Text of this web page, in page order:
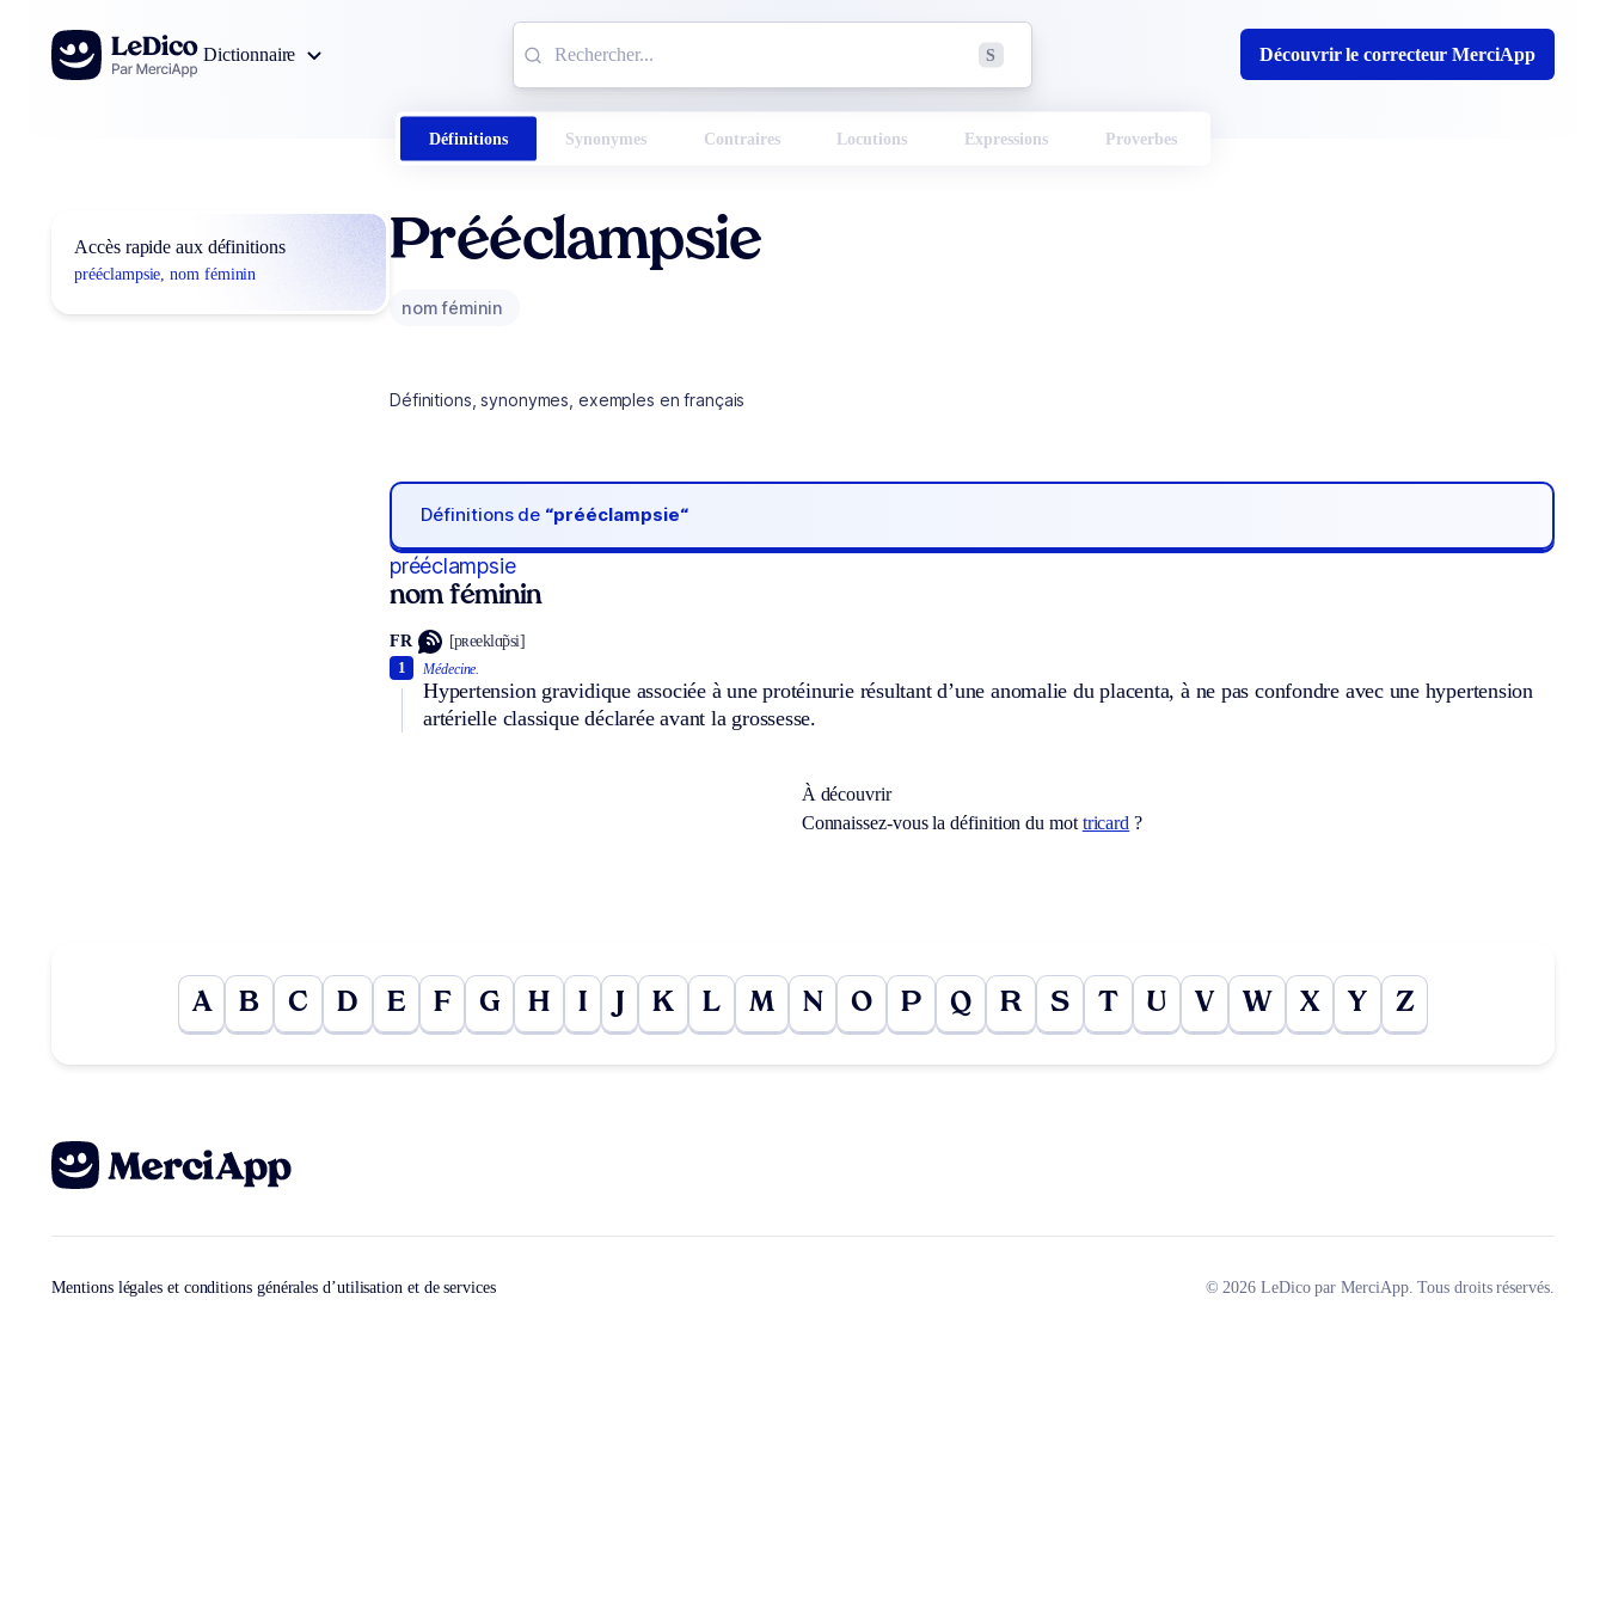
Aller au contenu
Dictionnaire
S Découvrir le correcteur MerciApp
Définitions Synonymes Contraires Locutions Expressions Proverbes
Accès rapide aux définitions
prééclampsie, nom féminin
Prééclampsie
nom féminin
Définitions, synonymes, exemples en français
Définitions de “prééclampsie“
prééclampsie
nom féminin
FR [pʀeeklɑ̃psi]
Médecine.
Hypertension gravidique associée à une protéinurie résultant d’une anomalie du placenta, à ne pas confondre avec une hypertension
artérielle classique déclarée avant la grossesse.
1
À découvrir
Connaissez-vous la définition du mot tricard ?
A B C D E F G H I K L M N O P Q R S T U V W X Y Z
Mentions légales et conditions générales d’utilisation et de services © 2026 LeDico par MerciApp. Tous droits réservés.